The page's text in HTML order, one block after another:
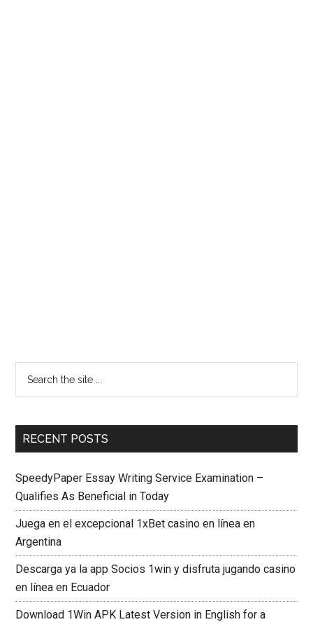
RECENT POSTS
SpeedyPaper Essay Writing Service Examination –
Qualifies As Beneficial in Today
Juega en el excepcional 1xBet casino en línea en
Argentina
Descarga ya la app Socios 1win y disfruta jugando casino
en línea en Ecuador
Download 1Win APK Latest Version in English for a